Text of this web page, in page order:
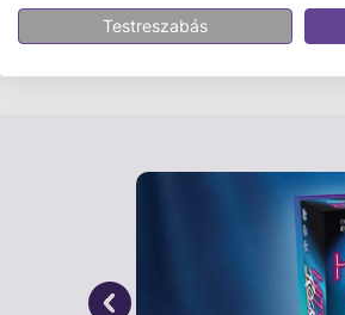
legelbűvölőbb
és játékos számára,
Testreszabás